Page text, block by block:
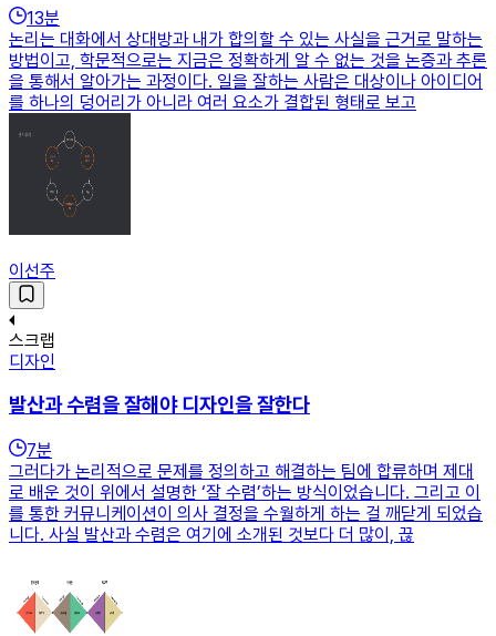
13분
논리는 대화에서 상대방과 내가 합의할 수 있는 사실을 근거로 말하는
방법이고, 학문적으로는 지금은 정확하게 알 수 없는 것을 논증과 추론
을 통해서 알아가는 과정이다. 일을 잘하는 사람은 대상이나 아이디어
를 하나의 덩어리가 아니라 여러 요소가 결합된 형태로 보고
이선주
스크랩
디자인
발산과 수렴을 잘해야 디자인을 잘한다
7분
그러다가 논리적으로 문제를 정의하고 해결하는 팀에 합류하며 제대
로 배운 것이 위에서 설명한 ‘잘 수렴’하는 방식이었습니다. 그리고 이
를 통한 커뮤니케이션이 의사 결정을 수월하게 하는 걸 깨닫게 되었습
니다. 사실 발산과 수렴은 여기에 소개된 것보다 더 많이, 끊